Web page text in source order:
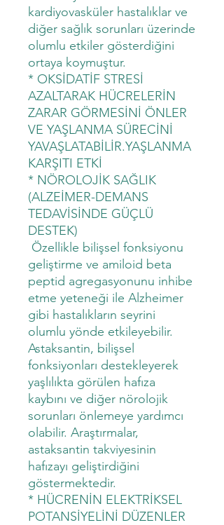
kardiyovasküler hastalıklar ve
diğer sağlık sorunları üzerinde
olumlu etkiler gösterdiğini
ortaya koymuştur.
* OKSİDATİF STRESİ
AZALTARAK HÜCRELERİN
ZARAR GÖRMESİNİ ÖNLER
VE YAŞLANMA SÜRECİNİ
YAVAŞLATABİLİR.YAŞLANMA
KARŞITI ETKİ
* NÖROLOJİK SAĞLIK
(ALZEİMER-DEMANS
TEDAVİSİNDE GÜÇLÜ
DESTEK)
Özellikle bilişsel fonksiyonu
geliştirme ve amiloid beta
peptid agregasyonunu inhibe
etme yeteneği ile Alzheimer
gibi hastalıkların seyrini
olumlu yönde etkileyebilir.
Astaksantin, bilişsel
fonksiyonları destekleyerek
yaşlılıkta görülen hafıza
kaybını ve diğer nörolojik
sorunları önlemeye yardımcı
olabilir. Araştırmalar,
astaksantin takviyesinin
hafızayı geliştirdiğini
göstermektedir.
* HÜCRENİN ELEKTRİKSEL
POTANSİYELİNİ DÜZENLER